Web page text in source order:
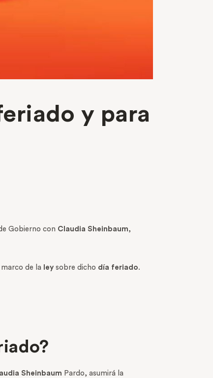
y para
Gobierno con Claudia Sheinbaum,
de la ley sobre dicho día feriado.
Sheinbaum Pardo, asumirá la